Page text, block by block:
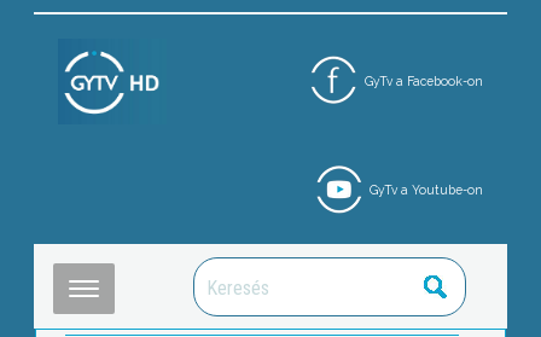
GyTv a Facebook-on
GyTv a Youtube-on